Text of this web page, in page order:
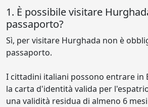
1. È possibile visitare
passaporto?
Sì, per visitare Hurghada non è
passaporto.
I cittadini italiani possono entrare in
la carta d'identità valida per
una validità residua di almeno 6